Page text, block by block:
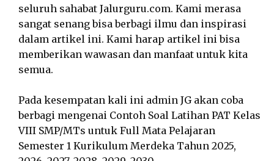
seluruh sahabat Jalurguru.com. Kami merasa
sangat senang bisa berbagi ilmu dan inspirasi
dalam artikel ini. Kami harap artikel ini bisa
memberikan wawasan dan manfaat untuk kita
semua.
Pada kesempatan kali ini admin JG akan coba
berbagi mengenai Contoh Soal Latihan PAT Kelas
VIII SMP/MTs untuk Full Mata Pelajaran
Semester 1 Kurikulum Merdeka Tahun 2025,